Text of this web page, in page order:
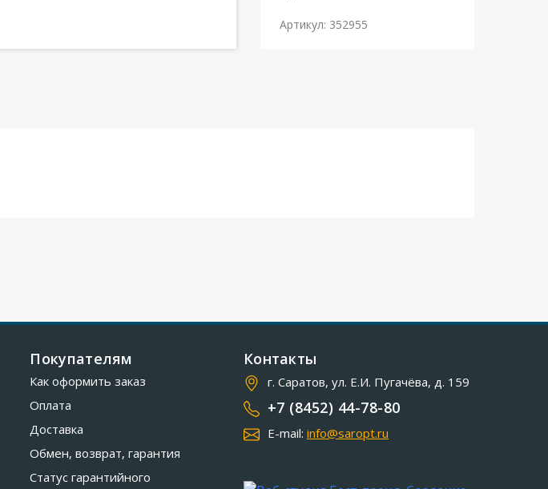
Артикул: 352955
Покупателям
Как оформить заказ
Оплата
Доставка
Обмен, возврат, гарантия
Статус гарантийного
Контакты
г. Саратов, ул. Е.И. Пугачёва, д. 159
+7 (8452) 44-78-80
E-mail: info@saropt.ru